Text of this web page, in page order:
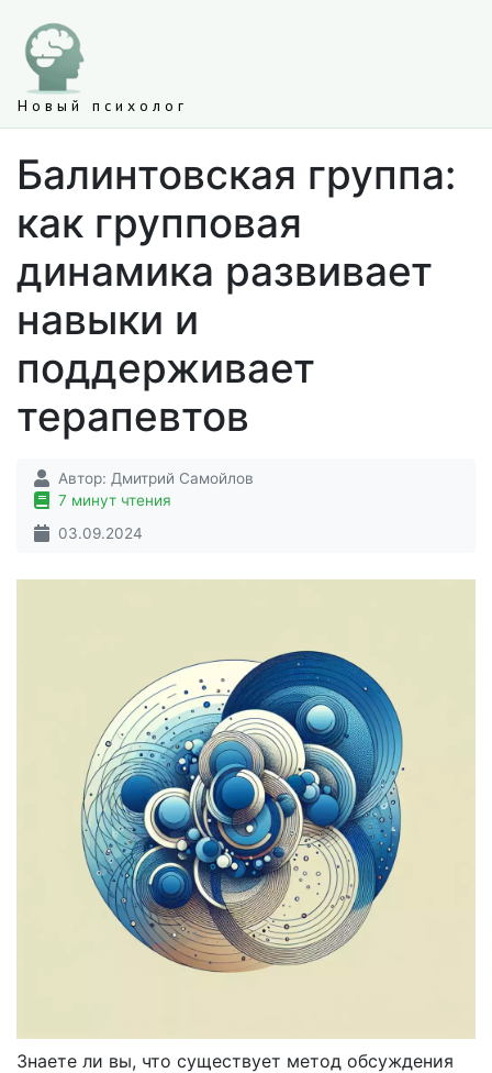
Новый психолог
Балинтовская группа:
как групповая
динамика развивает
навыки и
поддерживает
терапевтов
Автор: Дмитрий Самойлов
7 минут чтения
03.09.2024
Знаете ли вы, что существует метод обсуждения